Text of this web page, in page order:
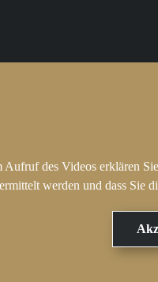
Aufruf des Videos erklären
werden und dass Sie